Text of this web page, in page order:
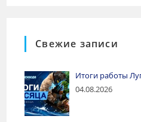
Свежие записи
Итоги работы
04.08.2026